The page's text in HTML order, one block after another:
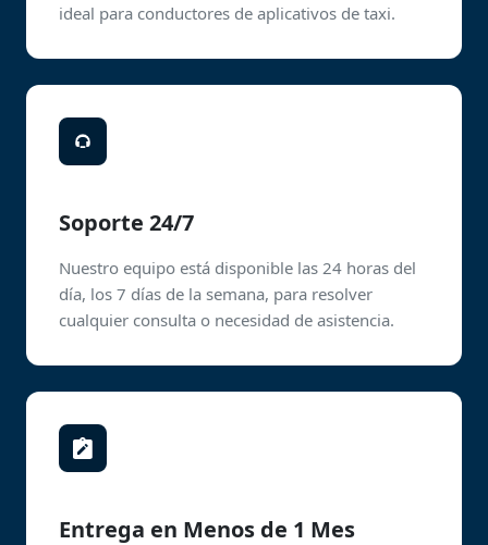
ideal para conductores de aplicativos de taxi.
Soporte 24/7
Nuestro equipo está disponible las 24 horas del
día, los 7 días de la semana, para resolver
cualquier consulta o necesidad de asistencia.
Entrega en Menos de 1 Mes